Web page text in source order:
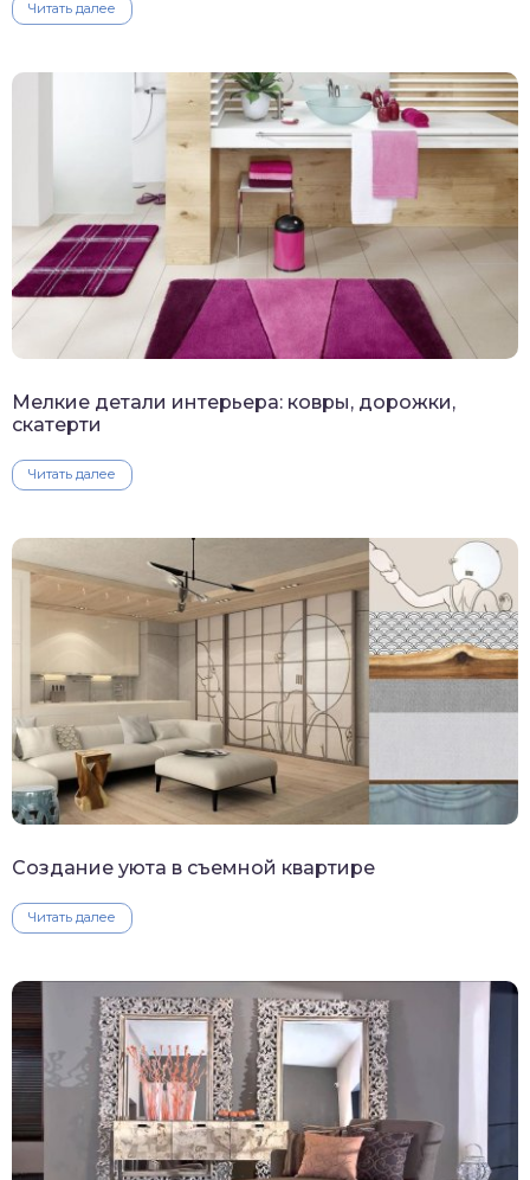
Читать далее
Мелкие детали интерьера: ковры, дорожки,
скатерти
Читать далее
Создание уюта в съемной квартире
Читать далее